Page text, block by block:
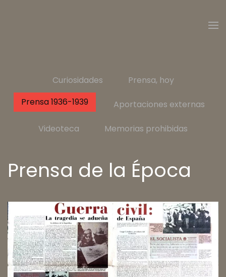
Curiosidades
Prensa, hoy
Prensa 1936-1939
Aportaciones externas
Videoteca Memorias prohibidas
Prensa de la Época